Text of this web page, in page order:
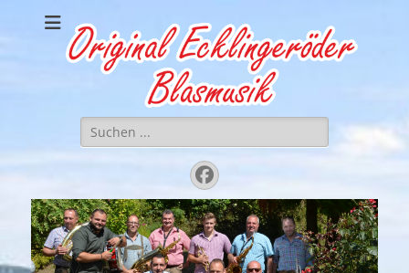
Original
Ecklingeröder
Blasmusik
.. einfach zünftig gute Musik
Suchen
nach:
Facebook